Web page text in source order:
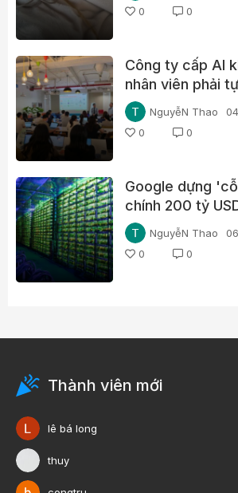
0
0
Công ty cấp AI
nhân viên phải
mỗi tháng
NguyễN Thao
0
0
Google dựng
chính 200 tỷ
đường cho chip
thức Nvidia
NguyễN Thao
0
0
Thành viên mới
lê bá long
thuy